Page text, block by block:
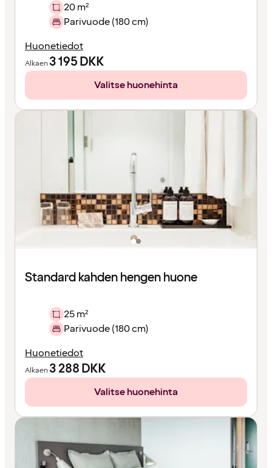
20 m²
Parivuode (180 cm)
Huonetiedot
Alkaen3 195DKK
Valitse huonehinta
Standard kahden hengen huone
25 m²
Parivuode (180 cm)
Huonetiedot
Alkaen3 288DKK
Valitse huonehinta